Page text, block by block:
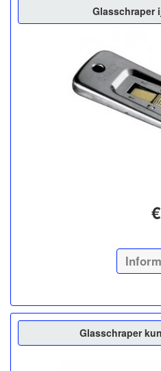
Glasschraper
Glasschraper